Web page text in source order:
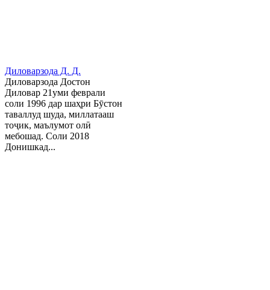
Диловарзода Д. Д.
Диловарзода Достон
Диловар 21уми феврали
соли 1996 дар шаҳри Бӯстон
таваллуд шуда, миллатааш
тоҷик, маълумот олӣ
мебошад. Соли 2018
Донишкад...